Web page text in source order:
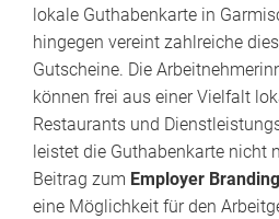
lokale Guthabenkarte in
hingegen vereint zahlreiche
Gutscheine. Die
können frei aus einer Vielfalt
Restaurants und
leistet die Guthabenkarte nicht
Beitrag zum Employer Branding
eine Möglichkeit für den